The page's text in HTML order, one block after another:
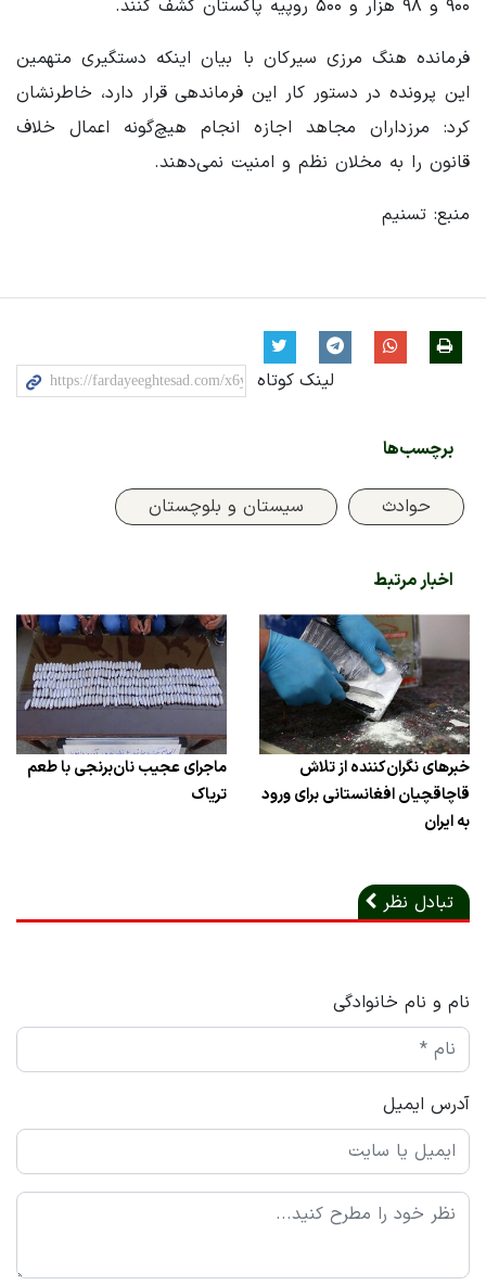
۹۰۰ و ۹۸ هزار و ۵۰۰ روپیه پاکستان کشف کنند.
فرمانده هنگ مرزی سیرکان با بیان اینکه دستگیری متهمین
این پرونده در دستور کار این فرماندهی قرار دارد، خاطرنشان
کرد: مرزداران مجاهد اجازه انجام هیچ‌گونه اعمال خلاف
قانون را به مخلان نظم و امنیت نمی‌دهند.
منبع: تسنیم
لینک کوتاه
برچسب‌ها
حوادث سیستان و بلوچستان
اخبار مرتبط
خبرهای نگران‌کننده از تلاش
قاچاقچیان افغانستانی برای ورود
به ایران
ماجرای عجیب نان‌برنجی با طعم
تریاک
تبادل نظر
نام و نام خانوادگی
آدرس ایمیل